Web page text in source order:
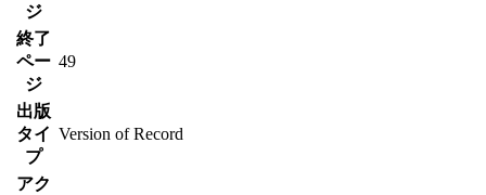
ジ
終了
ペー
ジ
49
出版
タイ
プ
Version of Record
アク